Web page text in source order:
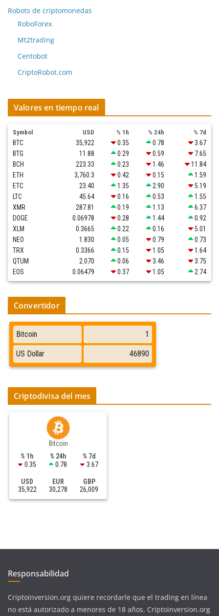
Robots de criptomonedas
RoboForex
Mt2trading
Centobot
CriptoRobot.com
Valores en tiempo real
Symbol USD % 1h % 24h % 7d
BTC 35,922 0.35 0.78
3.67
BTG
11.88 0.29 0.59
7.65
BCH
223.33 0.23 1.46
11.84
ETH
3,760.3 0.42 0.15
1.59
ETC
23.40 1.35 2.90
5.19
LTC
45.64 0.16 0.53
1.55
XMR
287.81 0.19 1.13
6.37
DOGE
0.06978 0.28 1.44
0.92
XLM
0.3665 0.22 0.16
5.01
NEO
1.830 0.05 0.79
0.73
TRX
0.3366 0.15 1.05
1.64
QTUM
2.070 0.06 3.46
3.75
EOS
0.06479 0.37 1.05 2.74
Convertidor
Criptodivisa del mes
Bitcoin
% 1h
0.35
% 24h
0.78
% 7d
3.67
USD
35,922
EUR
30,278
GBP
26,009
Responsabilidad
Criptoinversion.org quiere recordarle que el trading en línea
no está autorizado a menores de 18 años. Criptoinversion.org